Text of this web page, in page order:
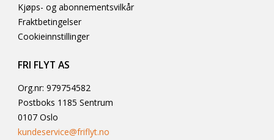
Kjøps- og abonnementsvilkår
Fraktbetingelser
Cookieinnstillinger
FRI FLYT AS
Org.nr: 979754582
Postboks 1185 Sentrum
0107 Oslo
kundeservice@friflyt.no